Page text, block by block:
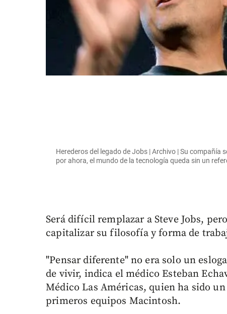
Herederos del legado de Jobs | Archivo | Su compañía
por ahora, el mundo de la tecnología queda sin un
Será difícil remplazar a Steve Jobs,
capitalizar su filosofía y forma de
"Pensar diferente" no era solo un
de vivir, indica el médico Esteban
Médico Las Américas, quien ha sido
primeros equipos Macintosh.